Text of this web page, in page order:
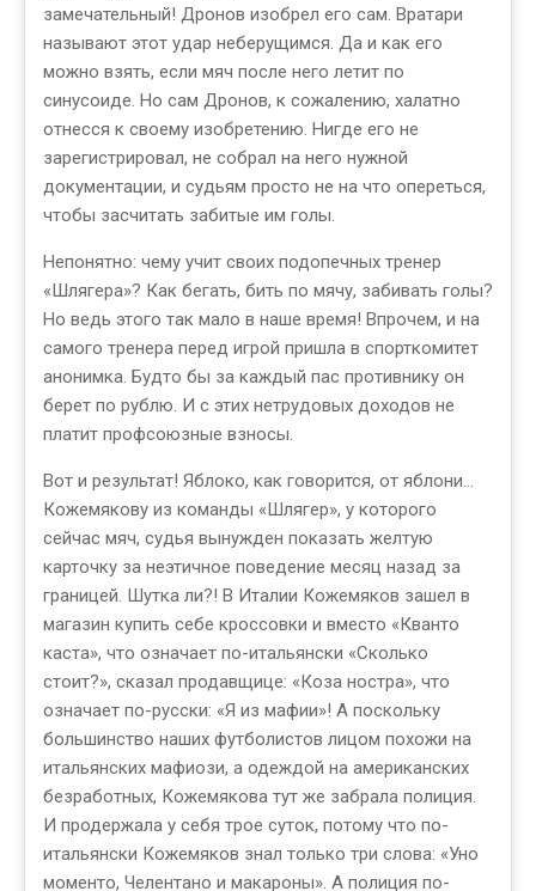
замечательный! Дронов изобрел его сам. Вратари
называют этот удар неберущимся. Да и как его
можно взять, если мяч после него летит по
синусоиде. Но сам Дронов, к сожалению, халатно
отнесся к своему изобретению. Нигде его не
зарегистрировал, не собрал на него нужной
документации, и судьям просто не на что опереться,
чтобы засчитать забитые им голы.
Непонятно: чему учит своих подопечных тренер
«Шлягера»? Как бегать, бить по мячу, забивать голы?
Но ведь этого так мало в наше время! Впрочем, и на
самого тренера перед игрой пришла в спорткомитет
анонимка. Будто бы за каждый пас противнику он
берет по рублю. И с этих нетрудовых доходов не
платит профсоюзные взносы.
Вот и результат! Яблоко, как говорится, от яблони...
Кожемякову из команды «Шлягер», у которого
сейчас мяч, судья вынужден показать желтую
карточку за неэтичное поведение месяц назад за
границей. Шутка ли?! В Италии Кожемяков зашел в
магазин купить себе кроссовки и вместо «Кванто
каста», что означает по-итальянски «Сколько
стоит?», сказал продавщице: «Коза ностра», что
означает по-русски: «Я из мафии»! А поскольку
большинство наших футболистов лицом похожи на
итальянских мафиози, а одеждой на американских
безработных, Кожемякова тут же забрала полиция.
И продержала у себя трое суток, потому что по-
итальянски Кожемяков знал только три слова: «Уно
моменто, Челентано и макароны». А полиция по-